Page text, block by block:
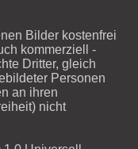
Bilder kostenfrei
kommerziell -
Dritter, gleich
Personen
an ihren
nicht